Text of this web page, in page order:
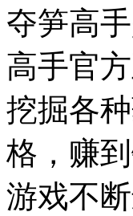
夺笋高
高手官
挖掘各
格，赚
游戏不